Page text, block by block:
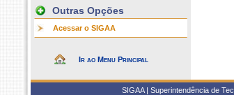
Outras Opções
Acessar o SIGAA
Ir ao Menu Principal
SIGAA | Superintendência de